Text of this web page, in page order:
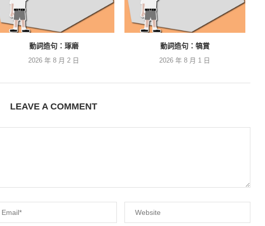
動詞造句：琢磨
2026 年 8 月 2 日
動詞造句：犒賞
2026 年 8 月 1 日
LEAVE A COMMENT